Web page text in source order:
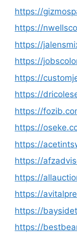
https://
https://
https://
https://
https://
https://
https://
https://
https://
https://
https://
https://
https://
https://